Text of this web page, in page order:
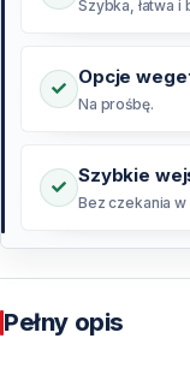
Szybka, łatwa i
Opcje
Na prośbę.
Szybkie
Bez czekania
Pełny opis